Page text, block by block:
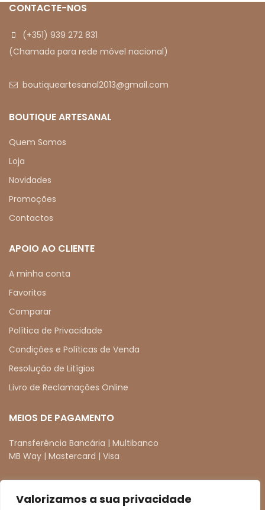
Valorizamos a sua privacidade
CONTACTE-NOS
(+351) 939 272 831
(Chamada para rede móvel nacional)
boutiqueartesanal2013@gmail.com
BOUTIQUE ARTESANAL
Quem Somos
Loja
Novidades
Promoções
Contactos
APOIO AO CLIENTE
A minha conta
Favoritos
Comparar
Política de Privacidade
Condições e Políticas de Venda
Resolução de Litígios
Livro de Reclamações Online
MEIOS DE PAGAMENTO
Transferência Bancária | Multibanco
MB Way | Mastercard | Visa
REDES SOCIAIS